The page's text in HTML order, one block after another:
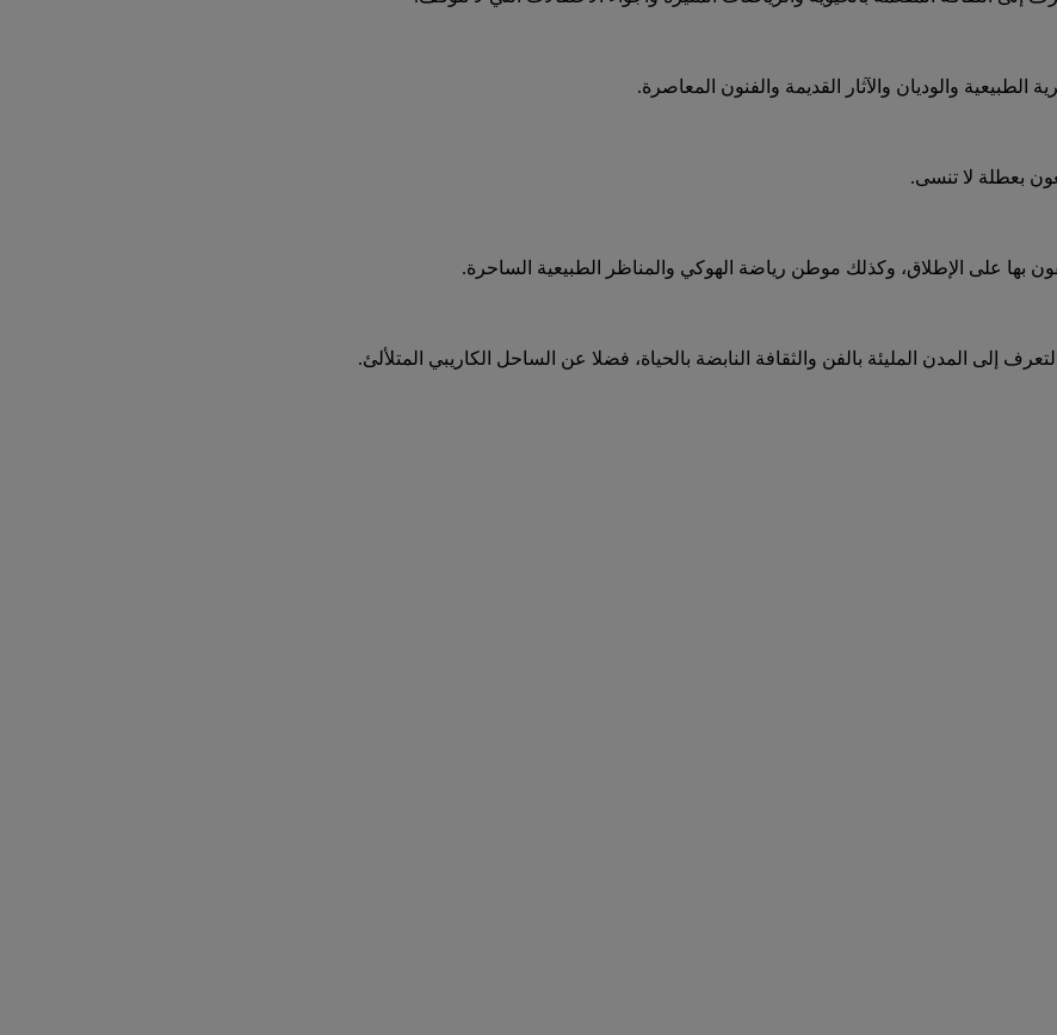
والوديان والآثار القديمة والفنون المعاصرة.
بعطلة لا تنسى.
إلى المدن المليئة بالفن والثقافة النابضة بالحياة، فضلا عن الساحل الكاريبي المتلألئ.